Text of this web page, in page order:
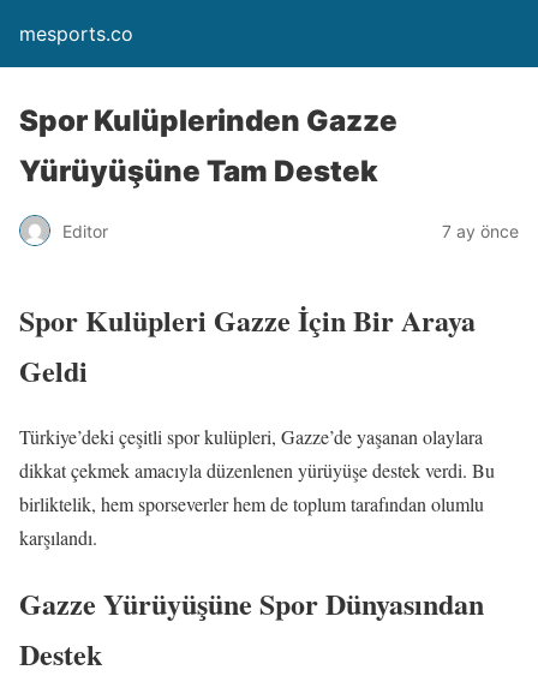
mesports.co
Spor Kulüplerinden Gazze
Yürüyüşüne Tam Destek
Editor 7 ay önce
Spor Kulüpleri Gazze İçin Bir Araya
Geldi
Türkiye’deki çeşitli spor kulüpleri, Gazze’de yaşanan olaylara
dikkat çekmek amacıyla düzenlenen yürüyüşe destek verdi. Bu
birliktelik, hem sporseverler hem de toplum tarafından olumlu
karşılandı.
Gazze Yürüyüşüne Spor Dünyasından
Destek